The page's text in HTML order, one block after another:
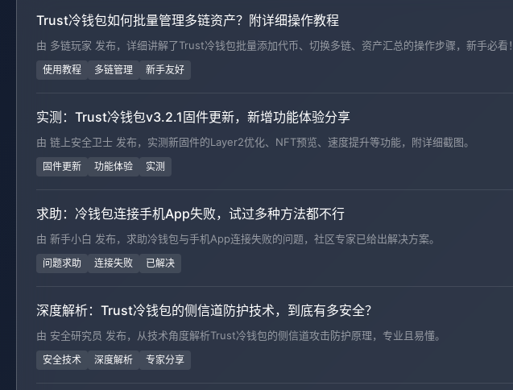
Trust冷钱包如何批量管理多链资产？附详细操作教程
由 多链玩家 发布，详细讲解了Trust冷钱包批量添加代币、切换多链、资产汇总的操作步骤，新手必看！
使用教程 多链管理 新手友好
实测：Trust冷钱包v3.2.1固件更新，新增功能体验分享
由 链上安全卫士 发布，实测新固件的Layer2优化、NFT预览、速度提升等功能，附详细截图。
固件更新 功能体验 实测
求助：冷钱包连接手机App失败，试过多种方法都不行
由 新手小白 发布，求助冷钱包与手机App连接失败的问题，社区专家已给出解决方案。
问题求助 连接失败 已解决
深度解析：Trust冷钱包的侧信道防护技术，到底有多安全？
由 安全研究员 发布，从技术角度解析Trust冷钱包的侧信道攻击防护原理，专业且易懂。
安全技术 深度解析 专家分享